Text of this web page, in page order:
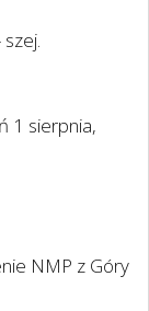
1 sierpnia,
NMP z Góry